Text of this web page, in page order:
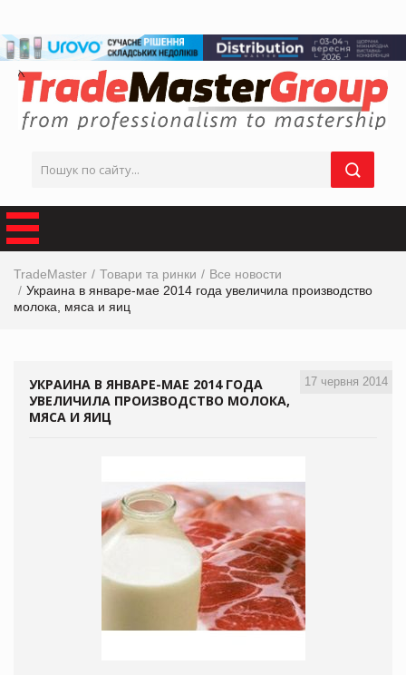
TradeMaster Товари та ринки
Все новости
Украина в январе-мае 2014 года увеличила производство
молока, мяса и яиц
17 червня 2014
УКРАИНА В ЯНВАРЕ-МАЕ 2014 ГОДА
УВЕЛИЧИЛА ПРОИЗВОДСТВО МОЛОКА,
МЯСА И ЯИЦ